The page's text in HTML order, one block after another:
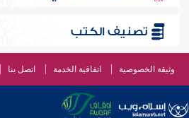
تصنيف الكتب
وثيقة الخصوصية اتفاقية الخدمة اتصل بنا